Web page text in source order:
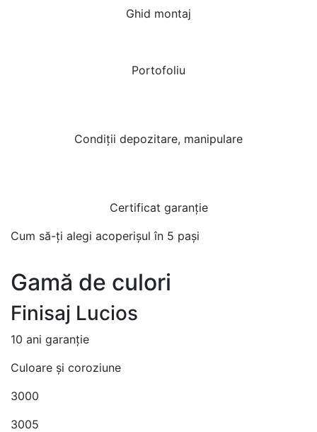
Ghid montaj
Portofoliu
Condiții depozitare, manipulare
Certificat garanție
Cum să-ți alegi acoperișul în 5 pași
Gamă de culori
Finisaj Lucios
10 ani garanție
Culoare și coroziune
3000
3005